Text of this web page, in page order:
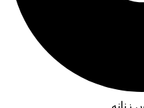
زنانه